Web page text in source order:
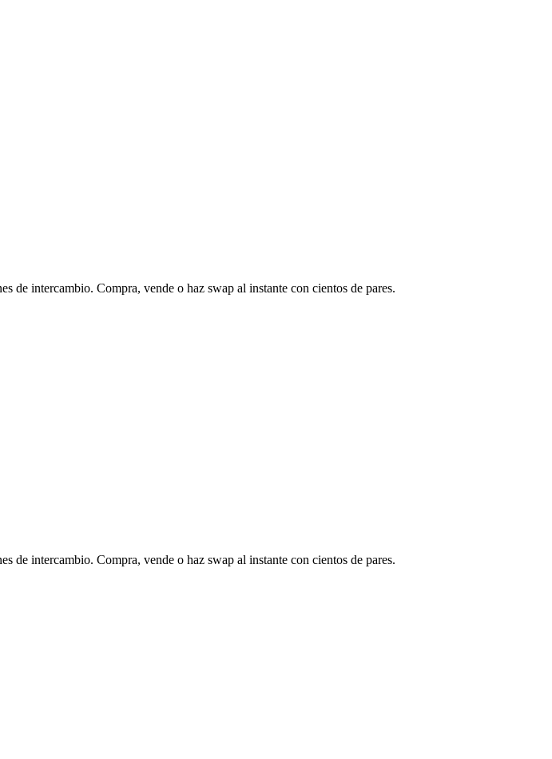
de intercambio. Compra, vende o haz swap al instante con cientos de pares.
de intercambio. Compra, vende o haz swap al instante con cientos de pares.